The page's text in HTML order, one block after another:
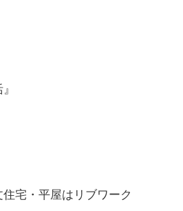
宅・平屋はリブワーク